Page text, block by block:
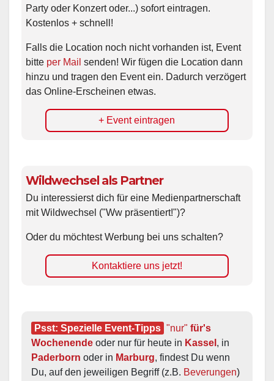
Party oder Konzert oder...) sofort eintragen.
Kostenlos + schnell!
Falls die Location noch nicht vorhanden ist, Event
bitte per Mail senden! Wir fügen die Location dann
hinzu und tragen den Event ein. Dadurch verzögert
das Online-Erscheinen etwas.
+ Event eintragen
Wildwechsel als Partner
Du interessierst dich für eine Medienpartnerschaft
mit Wildwechsel ("Ww präsentiert!")?
Oder du möchtest Werbung bei uns schalten?
Kontaktiere uns jetzt!
Psst: Spezielle Event-Tipps "nur" für's
Wochenende oder nur für heute in Kassel
Paderborn oder in Marburg, findest Du wenn
Du, auf den jeweiligen Begriff (z.B. Beverungen)